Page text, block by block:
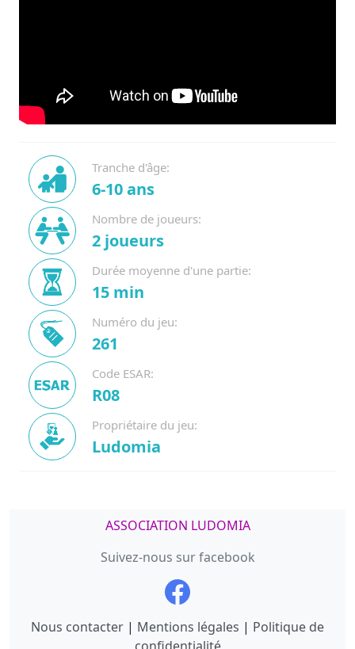
Tranche d'âge:
6-10 ans
Nombre de joueurs:
2 joueurs
Durée moyenne d'une partie:
15 min
Numéro du jeu:
261
Code ESAR:
R08
Propriétaire du jeu:
Ludomia
ASSOCIATION LUDOMIA
Suivez-nous sur facebook
Nous contacter | Mentions légales | Politique de